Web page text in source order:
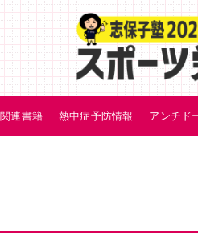
関連書籍 熱中症予防情報 アンチド